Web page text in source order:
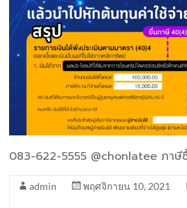
083-622-5555 @chonlatee ภาษี
admin พฤศจิกายน 10, 2021